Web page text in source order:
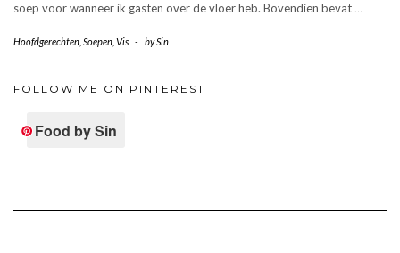
soep voor wanneer ik gasten over de vloer heb. Bovendien bevat …
Hoofdgerechten Soepen Vis - bySin
FOLLOW ME ON PINTEREST
Food by Sin